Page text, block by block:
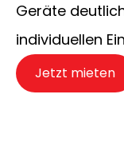
Geräte
individuellen
Jetzt mieten